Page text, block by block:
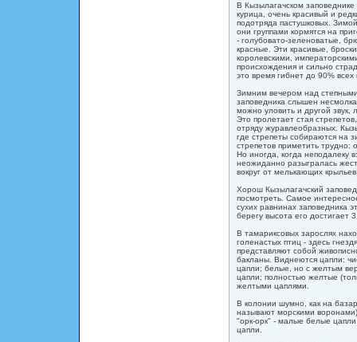
В Кызылагачском
курица, очень красивый и
подотряда пастушковых.
они группами кормятся на
- голубовато-зеленоватые,
красные. Эти красивые,
королевскими,
происхождения и сильно
это время гибнет до 90% всех
Зимним вечером над
заповедника слышен
можно уловить и другой звук,
Это пролетает стая
отряду журавлеобразных.
где стрепеты собираются на
стрепетов приметить трудно:
Но иногда, когда неподалеку
неожиданно разыгралась
вокруг от мелькающих
Хорош Кызылагачский
посмотреть. Самое
сухих равнинах заповедника
берегу высота его достигает
В тамариксовых зарослях
голенастых птиц - здесь
представляют собой
бакланы. Виднеются цапли:
цапли; белые, но с желтым
цапли; полностью желтые
желтыми цаплями.
В колонии шумно, как на
называют морскими
"орк-орк" - малые белые
цапли.